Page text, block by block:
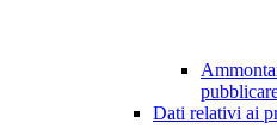
Dati relativi ai